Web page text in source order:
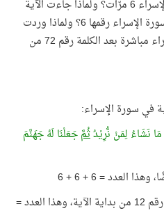
فلماذا وردت كلمة (ثُمَّ) في سورة الإسراء 6 مرّات؟ ولماذا جاءت الآية
الوحيدة التي تبدأ بكلمة (ثُمَّ) في سورة الإسراء رقمها 6؟ ولماذا وردت
كلمة (ثُمَّ) لأوّل مرّة في سورة الإسراء مباشرة بعد الكلمة رقم 72 من
في سورة الإسراء:
نَشَاءُ لِمَنْ نُّرِيْدُثُمَّجَعَلْنَا لَهُ جَهَنَّمَ
كلمة (ثُمَّ) جاءت في ترتيب الكلمة رقم 12 من بداية الآية، وهذا العدد =